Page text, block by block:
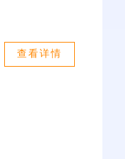
查看详情